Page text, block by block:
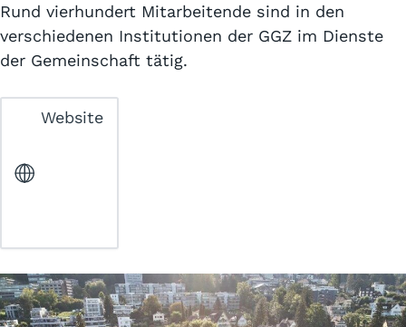
Rund vierhundert Mitarbeitende sind in den
verschiedenen Institutionen der GGZ im Dienste
der Gemeinschaft tätig.
Website